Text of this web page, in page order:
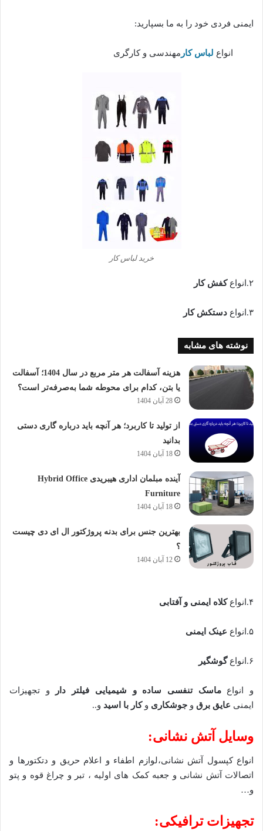
ایمنی فردی خود را به ما بسپارید:
انواع لباس کار مهندسی و کارگری
خرید لباس کار
۲.انواع کفش کار
۳.انواع دستکش کار
نوشته های مشابه
هزینه آسفالت هر متر مربع در سال 1404؛ آسفالت
یا بتن، کدام برای محوطه شما به‌صرفه‌تر است؟
28 آبان 1404
از تولید تا کاربرد؛ هر آنچه باید درباره گاری دستی
بدانید
18 آبان 1404
آینده مبلمان اداری هیبریدی Hybrid Office
Furniture
18 آبان 1404
بهترین جنس برای بدنه پروژکتور ال ای دی چیست
؟
12 آبان 1404
۴.انواع کلاه ایمنی و آفتابی
۵.انواع عینک ایمنی
۶.انواع گوشگیر
و انواعماسک تنفسی ساده و شیمیایی فیلتر دار
و تجهیزات
ایمنی عایق برق و جوشکاری و کار با اسید و..
وسایل آتش نشانی:
انواع کپسول آتش نشانی،لوازم اطفاء و اعلام حریق و دتکتورها و
اتصالات آتش نشانی و جعبه کمک های اولیه ، تبر و چراغ قوه و پتو
و…
تجهیزات ترافیکی: